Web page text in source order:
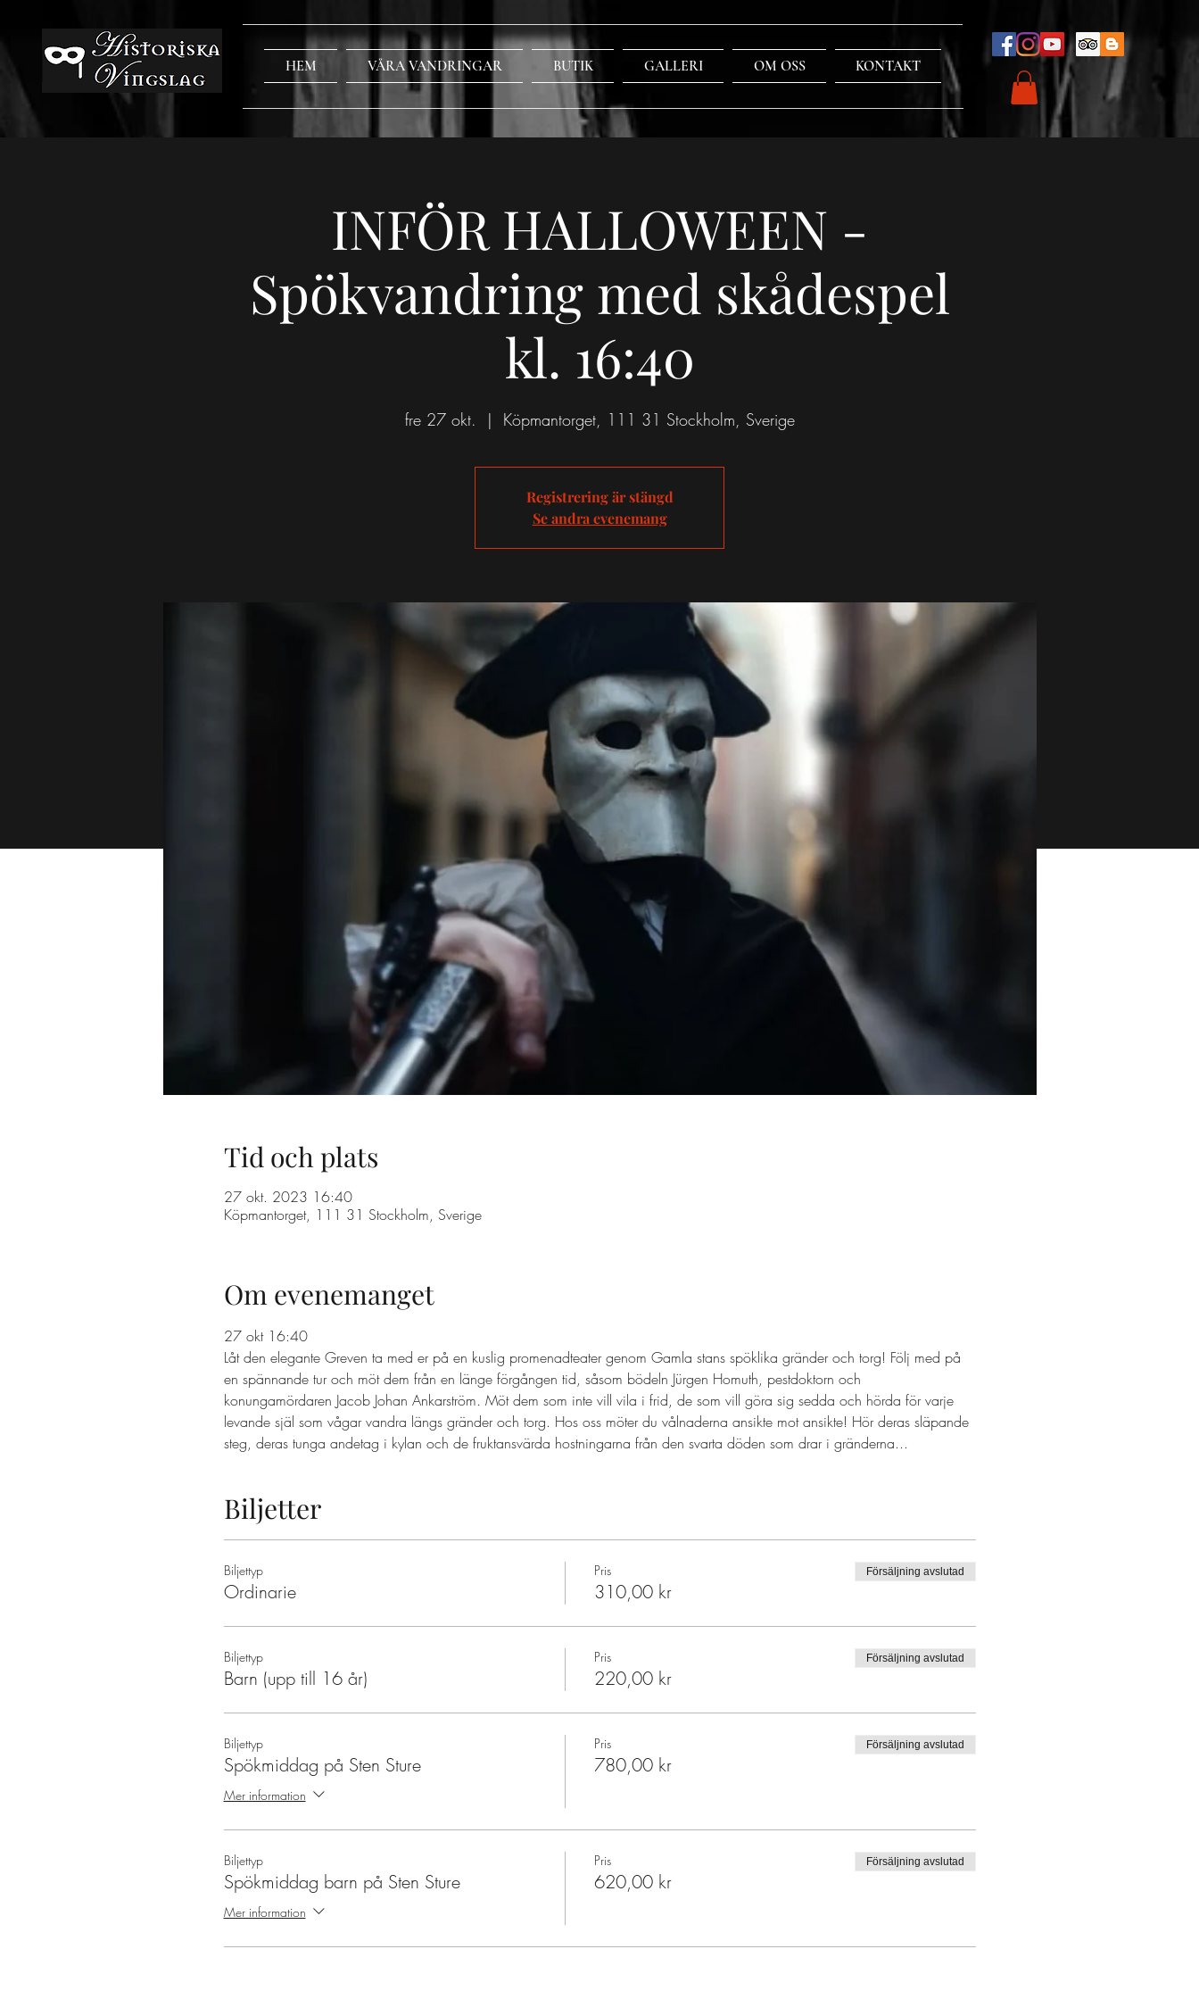
HEM VÅRA VANDRINGAR BUTIK GALLERI OM OSS KONTAKT
INFÖR HALLOWEEN -
Spökvandring med skådespel
kl. 16:40
fre 27 okt.
  |
Köpmantorget, 111 31 Stockholm, Sverige
Registrering är stängd
Se andra evenemang
Tid och plats
27 okt. 2023 16:40
Köpmantorget, 111 31 Stockholm, Sverige
Om evenemanget
27 okt 16:40
Låt den elegante Greven ta med er på en kuslig promenadteater genom Gamla stans spöklika gränder och torg! Följ med på
en spännande tur och möt dem från en länge förgången tid, såsom bödeln Jürgen Homuth, pestdoktorn och
konungamördaren Jacob Johan Ankarström. Möt dem som inte vill vila i frid, de som vill göra sig sedda och hörda för varje
levande själ som vågar vandra längs gränder och torg. Hos oss möter du vålnaderna ansikte mot ansikte! Hör deras släpande
steg, deras tunga andetag i kylan och de fruktansvärda hostningarna från den svarta döden som drar i gränderna...
Biljetter
Biljettyp
Ordinarie
Pris
310,00 kr
Försäljning avslutad
Biljettyp
Barn (upp till 16 år)
Pris
220,00 kr
Försäljning avslutad
Biljettyp
Spökmiddag på Sten Sture
Mer information
Pris
780,00 kr
Försäljning avslutad
Biljettyp
Spökmiddag barn på Sten Sture
Mer information
Pris
620,00 kr
Försäljning avslutad